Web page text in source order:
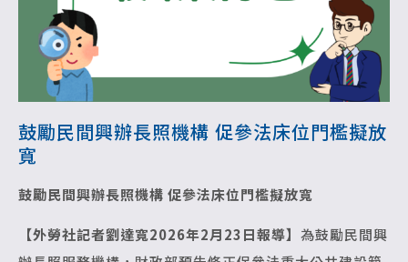
鼓勵民間興辦長照機構 促參法床位門檻擬放
寬
鼓勵民間興辦長照機構 促參法床位門檻擬放寬
【外勞社記者劉達寬2026年2月23日報導】 為鼓勵民間興